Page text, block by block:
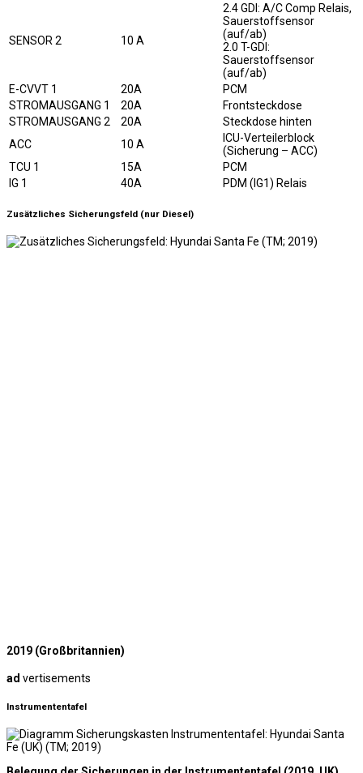
SENSOR 2 10 A
2.4 GDI: A/C Comp Relais,
Sauerstoffsensor
(auf/ab)
2.0 T-GDI:
Sauerstoffsensor
(auf/ab)
E-CVVT 1
20A
PCM
STROMAUSGANG 1
20A
Frontsteckdose
STROMAUSGANG 2
20A
Steckdose hinten
ACC
10 A
ICU-Verteilerblock
(Sicherung – ACC)
TCU 1
15A
PCM
IG 1
40A PDM (IG1) Relais
Zusätzliches Sicherungsfeld (nur Diesel)
2019 (Großbritannien)
ad vertisements
Instrumententafel